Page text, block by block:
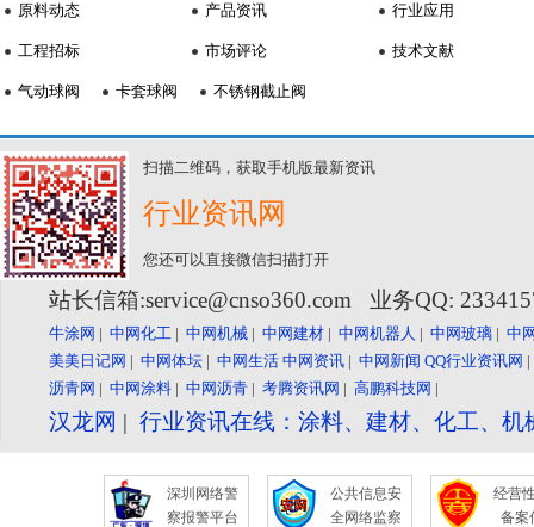
原料动态
工程招标
产品资讯
市场评论
行业应用
技术文献
气动球阀 卡套球阀 不锈钢截止阀
扫描二维码，获取手机版最新资讯
行业资讯网
您还可以直接微信扫描打开
站长信箱:service@cnso360.com 业务QQ:
牛涂网 | 中网化工 | 中网机械 | 中网建材 | 中网机器人 | 中网玻璃 | 中
美美日记网 | 中网体坛 | 中网生活 中网资讯 | 中网新闻 QQ行业资讯网
沥青网 | 中网涂料 | 中网沥青 | 考腾资讯网 | 高鹏科技网 |
汉龙网 | 行业资讯在线：涂料、建材、化工、
深圳网络警
察报警平台
公共信息安
全网络监察
经营
备案